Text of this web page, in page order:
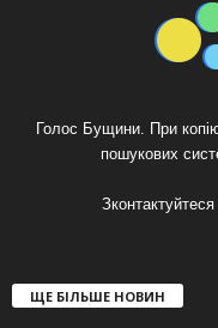
Голос Бущини. При
пошукових
ЩЕ БІЛЬШЕ НОВИН